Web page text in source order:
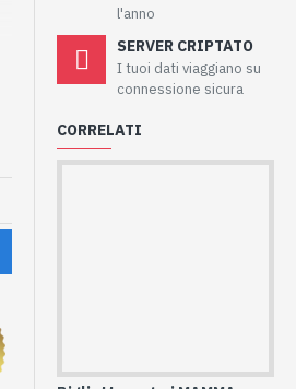
l'anno
SERVER CRIPTATO
I tuoi dati viaggiano su
connessione sicura
CORRELATI